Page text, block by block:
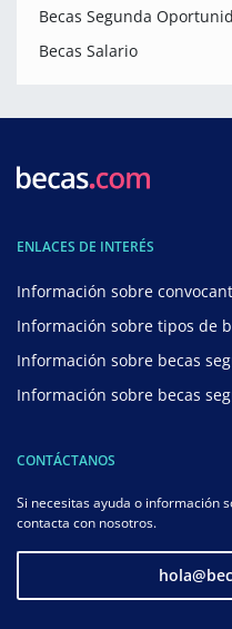
Becas Segunda
Becas Salario
ENLACES DE INTERÉS
Información sobre
Información sobre tipos de
Información sobre becas
Información sobre becas
CONTÁCTANOS
Si necesitas ayuda o información
contacta con nosotros.